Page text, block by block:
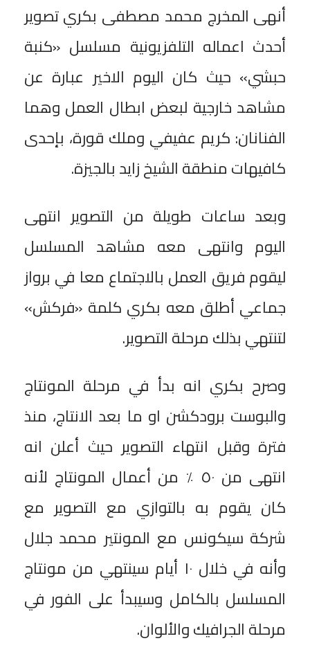
أنهى المخرج محمد مصطفى بكري تصوير
أحدث اعماله التلفزيونية مسلسل «كنبة
حبشي» حيث كان اليوم الاخير عبارة عن
مشاهد خارجية لبعض ابطال العمل وهما
الفنانان: كريم عفيفي وملك قورة، بإحدى
كافيهات منطقة الشيخ زايد بالجيزة.
وبعد ساعات طويلة من التصوير انتهى
اليوم وانتهى معه مشاهد المسلسل
ليقوم فريق العمل بالاجتماع معا في برواز
جماعي أطلق معه بكري كلمة «فركش»
لتنتهي بذلك مرحلة التصوير.
وصرح بكري انه بدأ في مرحلة المونتاج
والبوست برودكشن او ما بعد الانتاج، منذ
فترة وقبل انتهاء التصوير حيث أعلن انه
انتهى من ٥٠ ٪؜ من أعمال المونتاج لأنه
كان يقوم به بالتوازي مع التصوير مع
شركة سيكونس مع المونتير محمد جلال
وأنه في خلال ١٠ أيام سينتهي من مونتاج
المسلسل بالكامل وسيبدأ على الفور في
مرحلة الجرافيك والألوان.